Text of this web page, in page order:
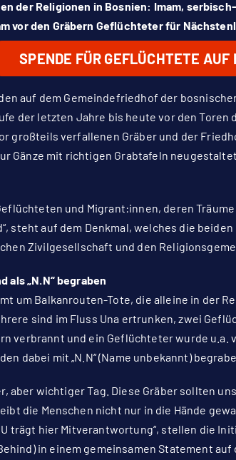
der Religionen in Bosnien: Imam,
vor den Gräbern Geflüchteter für
SPENDE FÜR GEFLÜCHTETE AUF
auf dem Gemeindefriedhof der
der letzten Jahre bis heute vor den Toren
großteils verfallenen Gräber und der
Gänze mit richtigen Grabtafeln
und Migrant:innen, deren
steht auf dem Denkmal, welches die
Zivilgesellschaft und den
als „N.N“ begraben
um Balkanrouten-Tote, die alleine in der
sind im Fluss Una ertrunken, zwei
verbrannt und ein Geflüchteter wurde u.a.
dabei mit „N.N“ (Name unbekannt)
aber wichtiger Tag. Diese Gräber sollten
die Menschen nicht nur in die Hände
trägt hier Mitverantwortung“, stellen die
in einem gemeinsamen Statement auf